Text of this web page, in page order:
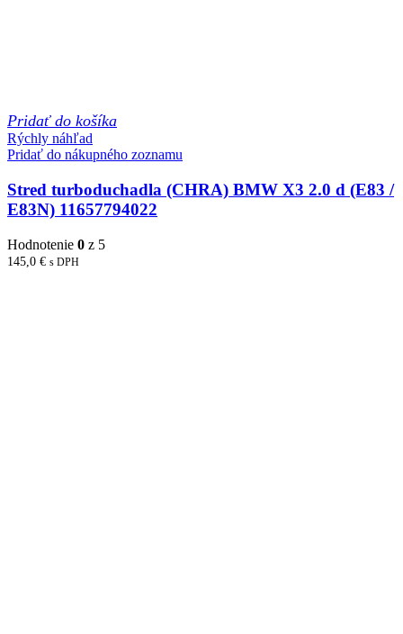
Pridať do košíka
Rýchly náhľad
Pridať do nákupného zoznamu
Stred turboduchadla (CHRA) BMW X3 2.0 d (E83 /
E83N) 11657794022
Hodnotenie 0 z 5
145,0 € s DPH